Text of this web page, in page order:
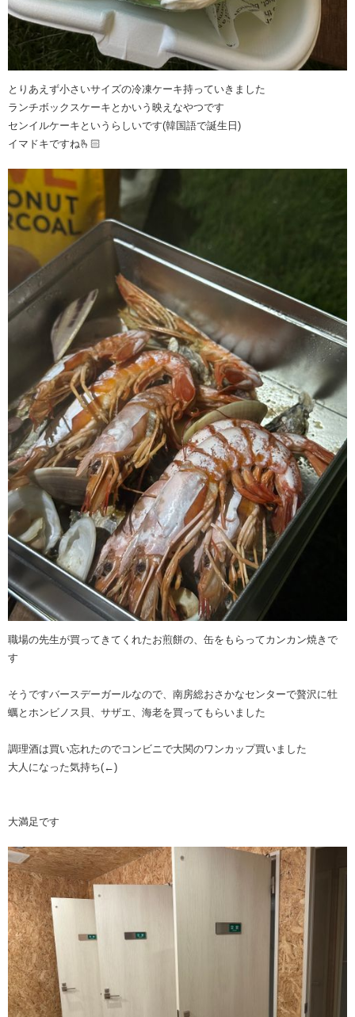
とりあえず小さいサイズの冷凍ケーキ持っていきました
ランチボックスケーキとかいう映えなやつです
センイルケーキというらしいです(韓国語で誕生日)
イマドキですね🫰🏻
職場の先生が買ってきてくれたお煎餅の、缶をもらってカンカン焼きで
す
そうですバースデーガールなので、南房総おさかなセンターで贅沢に牡
蠣とホンビノス貝、サザエ、海老を買ってもらいました
調理酒は買い忘れたのでコンビニで大関のワンカップ買いました
大人になった気持ち(←)
大満足です